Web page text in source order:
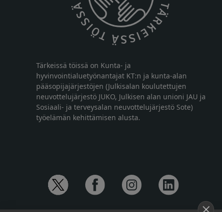
Tärkeissä töissä on Kunta- ja
hyvinvointialuetyönantajat KT:n ja kunta-alan
pääsopijajärjestöjen (Julkisalan koulutettujen
neuvottelujärjestö JUKO, Julkisen alan unioni JAU ja
Sosiaali- ja terveysalan neuvottelujärjestö Sote)
työelämän kehittämisen alusta.